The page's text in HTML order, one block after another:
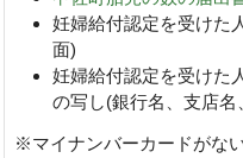
妊婦給付認定を受けた
面)
妊婦給付認定を受けた
の写し(銀行名、支店
※マイナンバーカードがない